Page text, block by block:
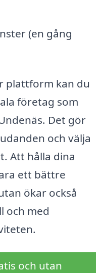
(en gång
plattform kan du
företag som
Det gör
och välja
Att hålla dina
ett bättre
ökar också
och med
och utan